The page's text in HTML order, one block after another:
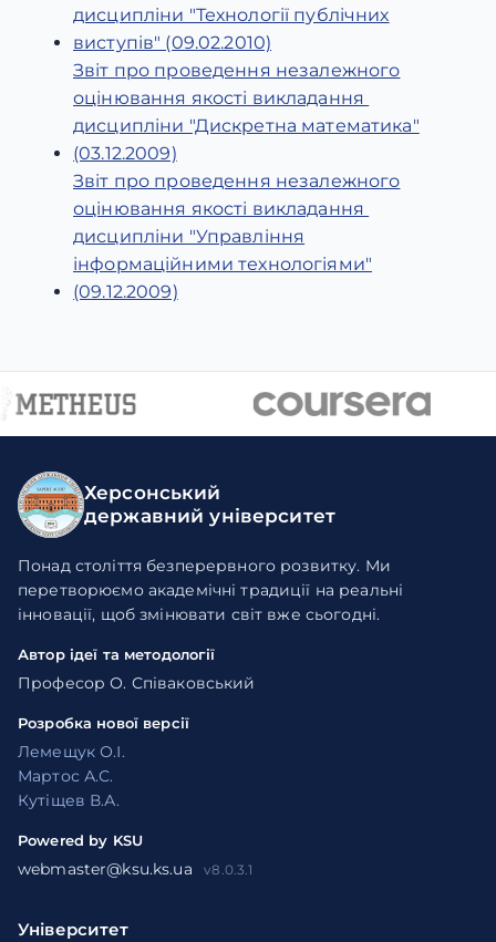
дисципліни "Технології публічних
виступів" (09.02.2010)
Звіт про проведення незалежного
оцінювання якості викладання
дисципліни "Дискретна математика"
(03.12.2009)
Звіт про проведення незалежного
оцінювання якості викладання
дисципліни "Управління
інформаційними технологіями"
(09.12.2009)
Херсонський
державний університет
Понад століття безперервного розвитку. Ми
перетворюємо академічні традиції на реальні
інновації, щоб змінювати світ вже сьогодні.
Автор ідеї та методології
Професор О. Співаковський
Розробка нової версії
Лемещук О.І.
Мартос А.С.
Кутіщев В.А.
Powered by KSU
webmaster@ksu.ks.ua v8.0.3.1
Університет